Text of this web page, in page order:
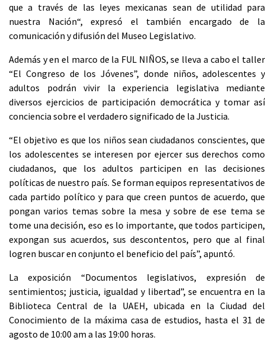
que a través de las leyes mexicanas sean de utilidad para
nuestra Nación“, expresó el también encargado de la
comunicación y difusión del Museo Legislativo.
Además y en el marco de la FUL NIÑOS, se lleva a cabo el taller
“El Congreso de los Jóvenes”, donde niños, adolescentes y
adultos podrán vivir la experiencia legislativa mediante
diversos ejercicios de participación democrática y tomar así
conciencia sobre el verdadero significado de la Justicia.
“El objetivo es que los niños sean ciudadanos conscientes, que
los adolescentes se interesen por ejercer sus derechos como
ciudadanos, que los adultos participen en las decisiones
políticas de nuestro país. Se forman equipos representativos de
cada partido político y para que creen puntos de acuerdo, que
pongan varios temas sobre la mesa y sobre de ese tema se
tome una decisión, eso es lo importante, que todos participen,
expongan sus acuerdos, sus descontentos, pero que al final
logren buscar en conjunto el beneficio del país”, apuntó.
La exposición “Documentos legislativos, expresión de
sentimientos; justicia, igualdad y libertad”, se encuentra en la
Biblioteca Central de la UAEH, ubicada en la Ciudad del
Conocimiento de la máxima casa de estudios, hasta el 31 de
agosto de 10:00 am a las 19:00 horas.